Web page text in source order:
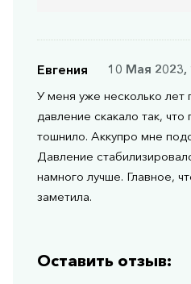
Евгения
10 Мая 2023,
У меня уже несколько лет
давление скакало так,
тошнило. Аккупро мне
Давление
намного лучше. Главное,
заметила.
Оставить отзыв: